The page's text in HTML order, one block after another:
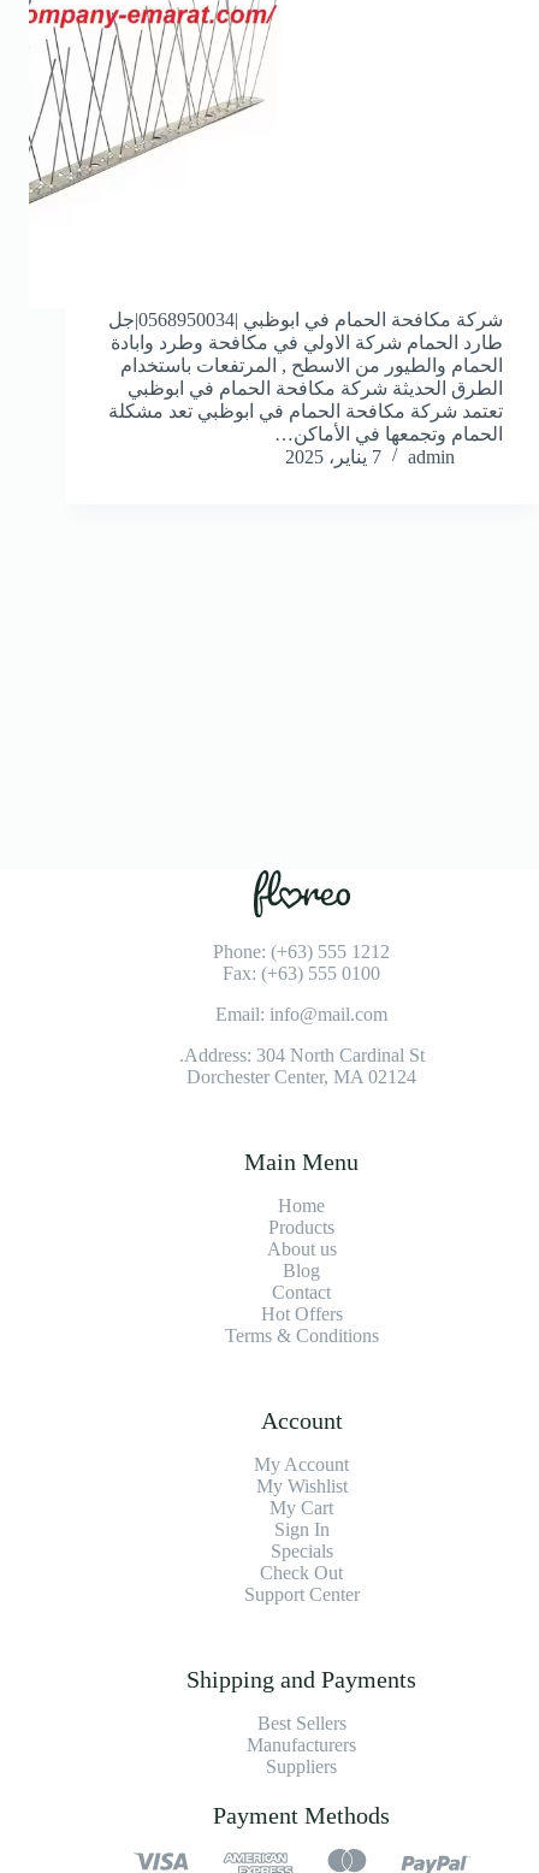
شركة مكافحة الحمام في ابوظبي |0568950034|جل
طارد الحمام شركة الاولي في مكافحة وطرد وابادة
الحمام والطيور من الاسطح , المرتفعات باستخدام
الطرق الحديثة شركة مكافحة الحمام في ابوظبي
تعتمد شركة مكافحة الحمام في ابوظبي تعد مشكلة
الحمام وتجمعها في الأماكن…
admin
7 يناير، 2025
Phone: (+63) 555 1212
Fax: (+63) 555 0100
Email: info@mail.com
Address: 304 North Cardinal St.
Dorchester Center, MA 02124
Main Menu
Home
Products
About us
Blog
Contact
Hot Offers
Terms & Conditions
Account
My Account
My Wishlist
My Cart
Sign In
Specials
Check Out
Support Center
Shipping and Payments
Best Sellers
Manufacturers
Suppliers
Payment Methods